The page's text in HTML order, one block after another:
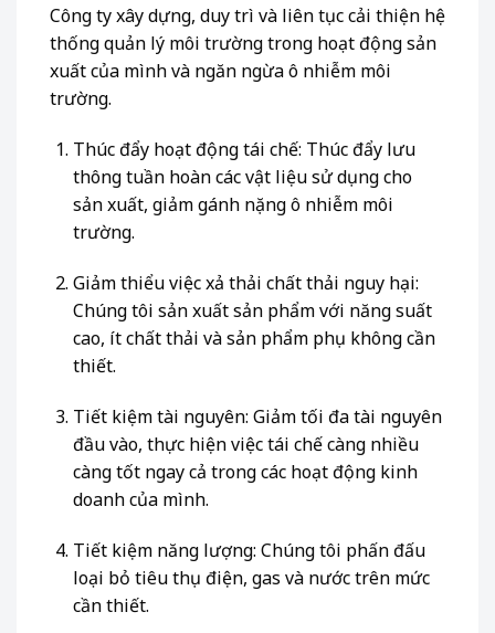
Công ty xây dựng, duy trì và liên tục cải thiện hệ
thống quản lý môi trường trong hoạt động sản
xuất của mình và ngăn ngừa ô nhiễm môi
trường.
Thúc đẩy hoạt động tái chế: Thúc đẩy lưu
thông tuần hoàn các vật liệu sử dụng cho
sản xuất, giảm gánh nặng ô nhiễm môi
trường.
Giảm thiểu việc xả thải chất thải nguy hại:
Chúng tôi sản xuất sản phẩm với năng suất
cao, ít chất thải và sản phẩm phụ không cần
thiết.
Tiết kiệm tài nguyên: Giảm tối đa tài nguyên
đầu vào, thực hiện việc tái chế càng nhiều
càng tốt ngay cả trong các hoạt động kinh
doanh của mình.
Tiết kiệm năng lượng: Chúng tôi phấn đấu
loại bỏ tiêu thụ điện, gas và nước trên mức
cần thiết.